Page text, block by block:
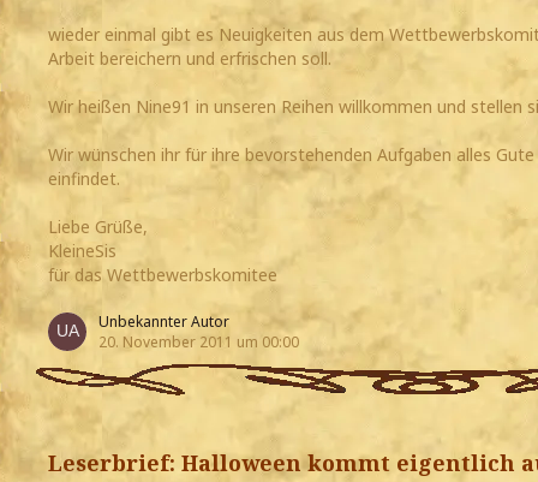
wieder einmal gibt es Neuigkeiten aus dem
Arbeit bereichern und erfrischen soll.
Wir heißen Nine91 in unseren Reihen willkommen und stellen
Wir wünschen ihr für ihre bevorstehenden Aufgaben alles
einfindet.
Liebe Grüße,
KleineSis
für das Wettbewerbskomitee
Unbekannter Autor
20. November 2011 um 00:00
Leserbrief: Halloween kommt eigentlich